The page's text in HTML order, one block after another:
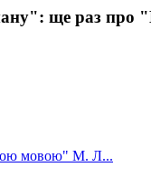
ще раз
мовою" М. Л...